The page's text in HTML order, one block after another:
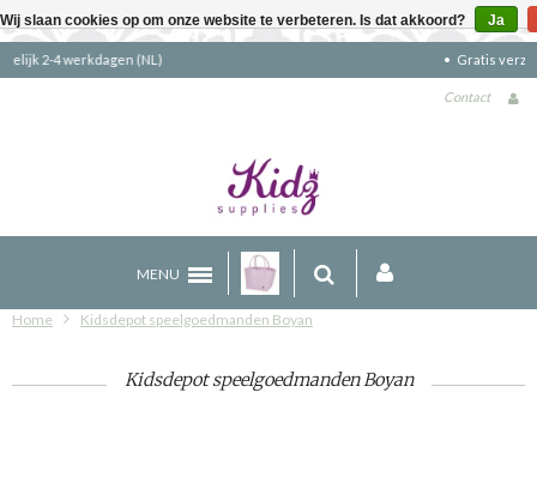
Contact
MENU
Home Kidsdepot speelgoedmanden Boyan
Kidsdepot speelgoedmanden Boyan
Wij slaan cookies op om onze website te verbeteren. Is dat akkoord? Ja